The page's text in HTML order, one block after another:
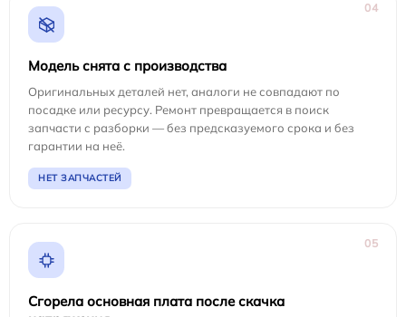
04
Модель снята с производства
Оригинальных деталей нет, аналоги не совпадают по
посадке или ресурсу. Ремонт превращается в поиск
запчасти с разборки — без предсказуемого срока и без
гарантии на неё.
НЕТ ЗАПЧАСТЕЙ
05
Сгорела основная плата после скачка